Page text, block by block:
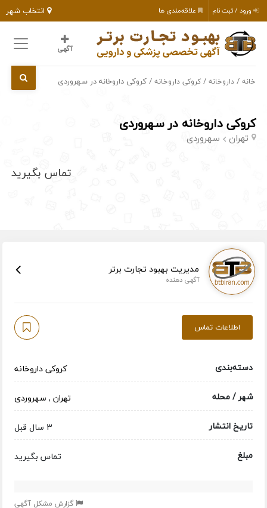
انتخاب شهر ورود / ثبت نام علاقه‌مندی ها
آگهی
خانه /داروخانه /کروکی داروخانه / کروکی داروخانه در سهروردی
کروکی داروخانه در سهروردی
تهران سهروردی
تماس بگیرید
مدیریت بهبود تجارت برتر
آگهی دهنده
اطلاعات تماس
دسته‌بندی
کروکی داروخانه
شهر / محله
تهران, سهروردی
تاریخ انتشار
3 سال قبل
مبلغ
تماس بگیرید
گزارش مشکل آگهی